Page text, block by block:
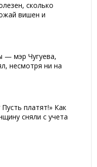
сколько
вишен и
— мэр Чугуева,
несмотря ни на
платят!» Как
сняли с учета